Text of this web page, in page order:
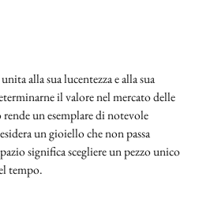
alla sua lucentezza e alla sua
il valore nel mercato delle
un esemplare di notevole
un gioiello che non passa
significa scegliere un pezzo unico
tempo.